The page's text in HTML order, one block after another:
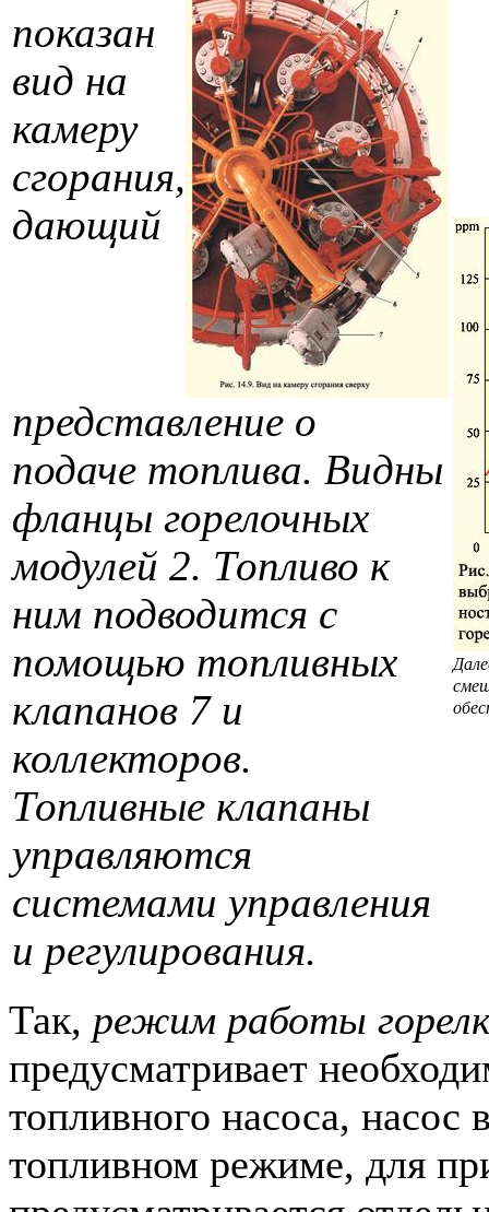
показан
вид на
камеру
сгорания,
дающий
представление о
подаче топлива. Видны
фланцы горелочных
модулей 2. Топливо к
ним подводится с
помощью топливных
клапанов 7 и
коллекторов.
Топливные клапаны
управляются
системами управления
и регулирования.
Так, режим работы
предусматривает
топливного насоса, насос
топливном режиме, для